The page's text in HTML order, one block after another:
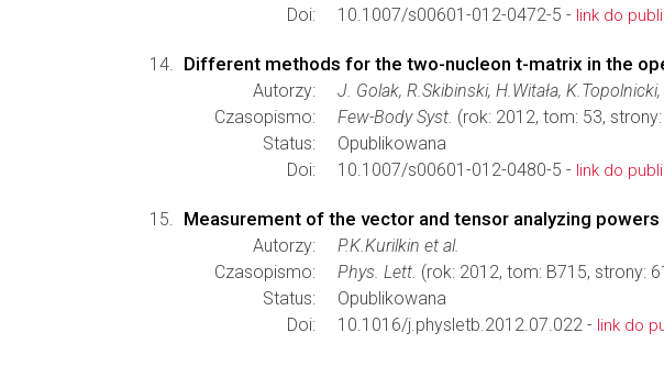
Doi:
10.1007/s00601-012-0472-5 - link do
Different methods for the two-nucleon t-matrix in the
Autorzy:
J. Golak, R.Skibinski, H.Witała,
Czasopismo:
Few-Body Syst. (rok: 2012, tom: 53,
Status:
Opublikowana
Doi:
10.1007/s00601-012-0480-5 - link do
Measurement of the vector and tensor analyzing
Autorzy:
P.K.Kurilkin et al.
Czasopismo:
Phys. Lett. (rok: 2012, tom: B715, strony:
Status:
Opublikowana
Doi:
10.1016/j.physletb.2012.07.022 - link do